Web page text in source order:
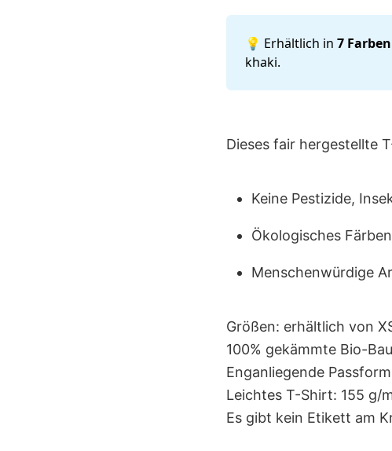
💡 Erhältlich in 7 Farben
khaki.
Dieses fair hergestellte
Keine Pestizide,
Ökologisches Färben
Menschenwürdige
Größen: erhältlich von
100% gekämmte Bio-
Enganliegende
Leichtes T-Shirt: 155 g/
Es gibt kein Etikett am